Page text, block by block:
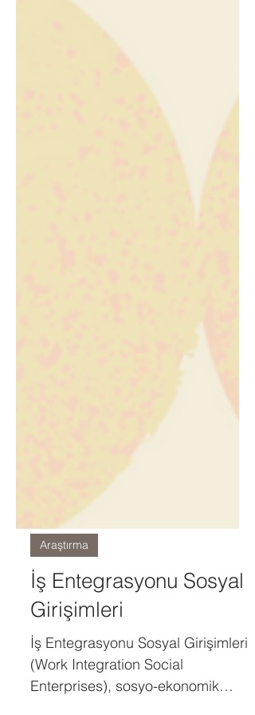
Araştırma
İş Entegrasyonu Sosyal
Girişimleri
İş Entegrasyonu Sosyal Girişimleri
(Work Integration Social